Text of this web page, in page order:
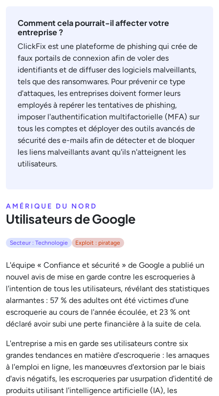
Comment cela pourrait-il affecter votre
entreprise ?
ClickFix est une plateforme de phishing qui crée de
faux portails de connexion afin de voler des
identifiants et de diffuser des logiciels malveillants,
tels que des ransomwares. Pour prévenir ce type
d'attaques, les entreprises doivent former leurs
employés à repérer les tentatives de phishing,
imposer l'authentification multifactorielle (MFA) sur
tous les comptes et déployer des outils avancés de
sécurité des e-mails afin de détecter et de bloquer
les liens malveillants avant qu'ils n'atteignent les
utilisateurs.
AMÉRIQUE DU NORD
Utilisateurs de Google
Secteur : Technologie Exploit : piratage
L'équipe « Confiance et sécurité » de Google a publié un
nouvel avis de mise en garde contre les escroqueries à
l'intention de tous les utilisateurs, révélant des statistiques
alarmantes : 57 % des adultes ont été victimes d'une
escroquerie au cours de l'année écoulée, et 23 % ont
déclaré avoir subi une perte financière à la suite de cela.
L'entreprise a mis en garde ses utilisateurs contre six
grandes tendances en matière d'escroquerie : les arnaques
à l'emploi en ligne, les manœuvres d'extorsion par le biais
d'avis négatifs, les escroqueries par usurpation d'identité de
produits utilisant l'intelligence artificielle (IA), les